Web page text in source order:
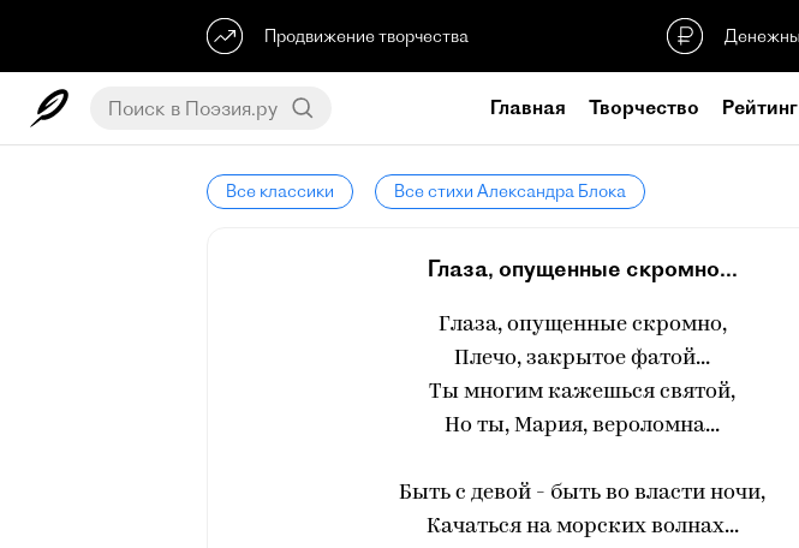
Продвижение творчества
Главная Творчество Рейтинг
Все классики Все стихи Александра Блока
Глаза, опущенные скромно...
Глаза, опущенные скромно,
Плечо, закрытое фатой...
Ты многим кажешься святой,
Но ты, Мария, вероломна...
Быть с девой - быть во власти ночи,
Качаться на морских волнах...